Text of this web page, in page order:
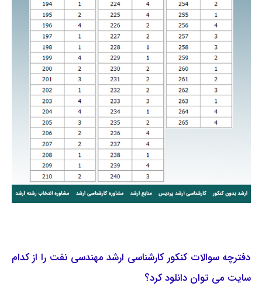
دفترچه سوالات کنکور کارشناسی ارشد مهندسی نفت را از کدام
سایت می توان دانلود کرد؟